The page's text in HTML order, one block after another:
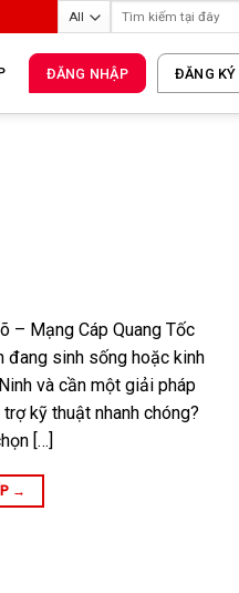
ĐĂNG NHẬP ĐĂNG KÝ
– Mạng Cáp Quang Tốc
đang sinh sống hoặc kinh
và cần một giải pháp
kỹ thuật nhanh chóng?
[…]
→